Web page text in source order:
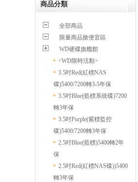
商品分類
全部商品
限量商品搶便宜區
WD硬碟旗艦館
<WD限時活動>
3.5吋Red(紅標NAS
碟)5400/7200轉3-5年保
3.5吋Blue(藍標系統碟)7200
轉3年保
3.5吋Purple(紫標監控
碟)5400/7200轉3年保
2.5吋Blue(藍標)5400轉2年
保
2.5吋Red(紅標NAS碟))5400
轉3年保